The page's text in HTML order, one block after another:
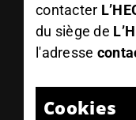
contacter
du siège de
l'adresse
Cookies